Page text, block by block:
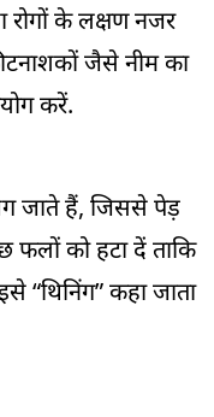
रोगों के लक्षण नजर
जैसे नीम का
करें.
जाते हैं, जिससे पेड़
फलों को हटा दें ताकि
“थिनिंग” कहा जाता